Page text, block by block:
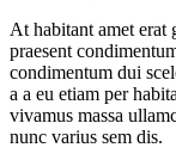
At habitant amet erat
praesent
condimentum dui
a a eu etiam per
vivamus massa
nunc varius sem dis.